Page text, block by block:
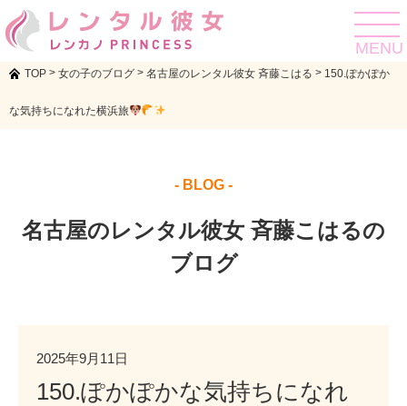
toggle
MENU
TOP > 女の子のブログ > 名古屋のレンタル彼女 斉藤こはる > 150.ぽかぽか
な気持ちになれた横浜旅
- BLOG -
名古屋のレンタル彼女 斉藤こはるの
ブログ
2025年9月11日
150.ぽかぽかな気持ちになれ